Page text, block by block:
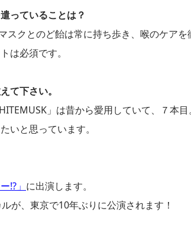
っていることは？
スクとのど飴は常に持ち歩き、喉のケア
は必須です。
て下さい。
」は昔から愛用していて、７本
いと思っています。
!?」 に出演します。
が、東京で10年ぶりに公演されます！